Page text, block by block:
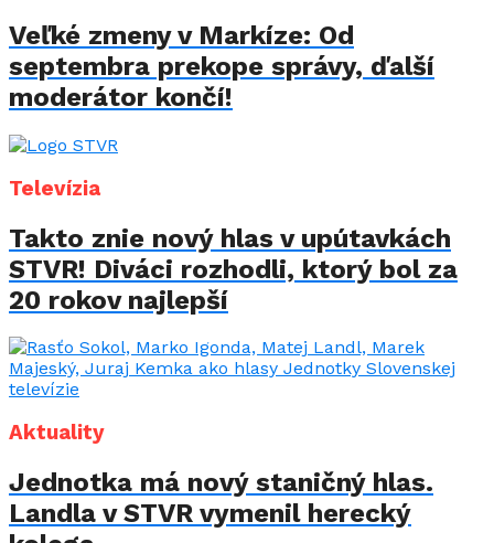
Veľké zmeny v Markíze: Od
septembra prekope správy, ďalší
moderátor končí!
Televízia
Takto znie nový hlas v upútavkách
STVR! Diváci rozhodli, ktorý bol za
20 rokov najlepší
Aktuality
Jednotka má nový staničný hlas.
Landla v STVR vymenil herecký